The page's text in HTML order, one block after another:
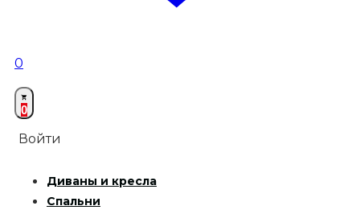
0
0
Войти
Диваны и кресла
Спальни